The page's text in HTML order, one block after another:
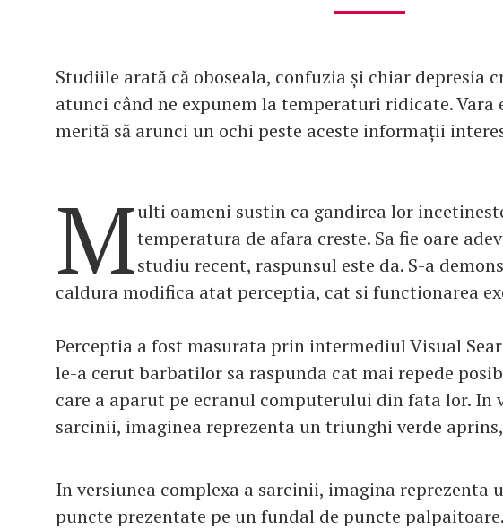
Studiile arată că oboseala, confuzia și chiar depresia
atunci când ne expunem la temperaturi ridicate. Vara
merită să arunci un ochi peste aceste informații
Multi oameni sustin ca gandirea lor
temperatura de afara creste. Sa fie oare
studiu recent, raspunsul este da. S-a
caldura modifica atat perceptia, cat si functionarea
Perceptia a fost masurata prin intermediul Visual
le-a cerut barbatilor sa raspunda cat mai repede
care a aparut pe ecranul computerului din fata lor. In
sarcinii, imaginea reprezenta un triunghi verde
In versiunea complexa a sarcinii, imagina
puncte prezentate pe un fundal de puncte